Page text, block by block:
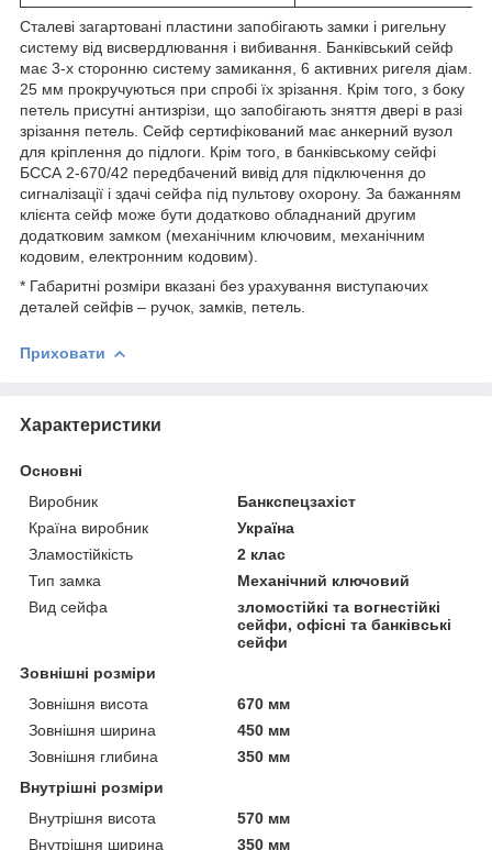
Сталеві загартовані пластини запобігають замки і ригельну
систему від висвердлювання і вибивання. Банківський сейф
має 3-х сторонню систему замикання, 6 активних ригеля діам.
25 мм прокручуються при спробі їх зрізання. Крім того, з боку
петель присутні антизрізи, що запобігають зняття двері в разі
зрізання петель. Сейф сертифікований має анкерний вузол
для кріплення до підлоги. Крім того, в банківському сейфі
БССА 2-670/42 передбачений вивід для підключення до
сигналізації і здачі сейфа під пультову охорону. За бажанням
клієнта сейф може бути додатково обладнаний другим
додатковим замком (механічним ключовим, механічним
кодовим, електронним кодовим).
* Габаритні розміри вказані без урахування виступаючих
деталей сейфів – ручок, замків, петель.
Приховати
Характеристики
Основні
Виробник
Банкспецзахіст
Країна виробник
Україна
Зламостійкість
2 клас
Тип замка
Механічний ключовий
Вид сейфа
зломостійкі та вогнестійкі
сейфи, офісні та банківські
сейфи
Зовнішні розміри
Зовнішня висота
670 мм
Зовнішня ширина
450 мм
Зовнішня глибина
350 мм
Внутрішні розміри
Внутрішня висота
570 мм
Внутрішня ширина
350 мм